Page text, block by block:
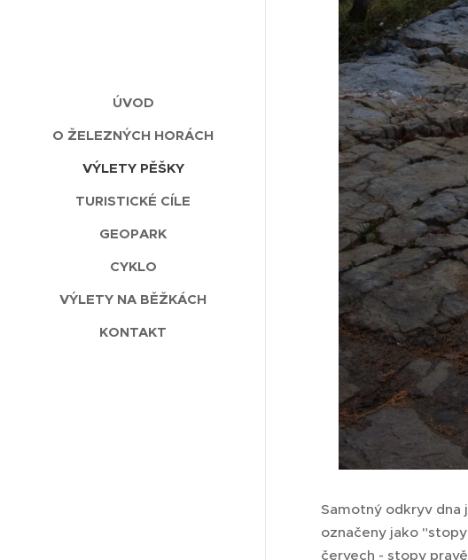
ÚVOD
O ŽELEZNÝCH HORÁCH
VÝLETY PĚŠKY
TURISTICKÉ CÍLE
GEOPARK
CYKLO
VÝLETY NA BĚŽKÁCH
KONTAKT
Samotný odkryv dna
označeny jako
červech - stopy